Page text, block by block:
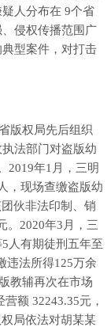
人分布在 9个省
侵权传播范围广
型案件，对打击
版权局先后组织
法部门对盗版幼
2019年1月，三明
，现场查缴盗版幼
伙非法印制、销
。2020年3月，三
人有期徒刑五年至
违法所得125万余
教辅再次在市场
额 32243.35元，
局依法对胡某某